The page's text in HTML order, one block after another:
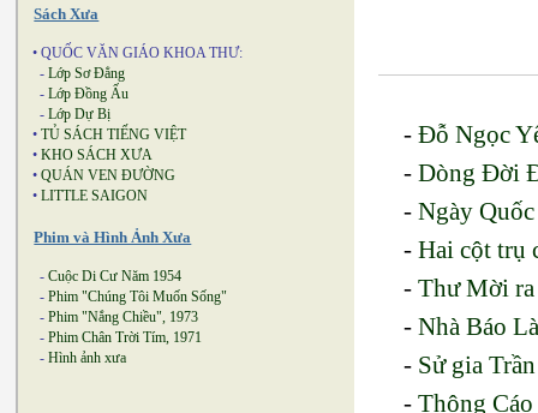
Sách Xưa
• QUỐC VĂN GIÁO KHOA THƯ:
- Lớp Sơ Đẳng
- Lớp Đồng Ấu
- Lớp Dự Bị
• TỦ SÁCH TIẾNG VIỆT
• KHO SÁCH XƯA
• QUÁN VEN ĐƯỜNG
• LITTLE SAIGON
Phim và Hình Ảnh Xưa
- Cuộc Di Cư Năm 1954
- Phim "Chúng Tôi Muốn Sống"
- Phim "Nắng Chiều", 1973
- Phim Chân Trời Tím, 1971
- Hình ảnh xưa
-Đỗ Ngọc
-Dòng Đời
-Ngày
-Hai cột trụ
-Thư Mời ra
-Nhà Báo
- Sử gia
-Thông